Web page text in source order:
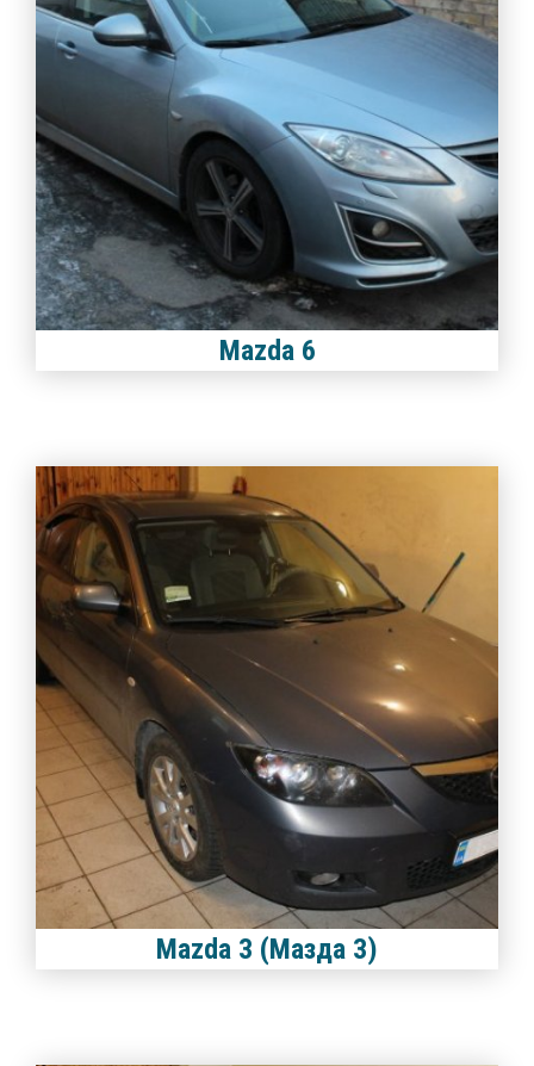
Mazda 6
Mazda 3 (Мазда 3)